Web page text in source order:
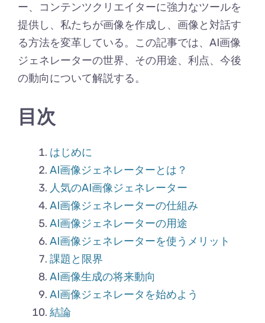
ー、コンテンツクリエイターに強力なツールを
提供し、私たちが画像を作成し、画像と対話す
る方法を変革している。この記事では、AI画像
ジェネレーターの世界、その用途、利点、今後
の動向について解説する。
目次
はじめに
AI画像ジェネレーターとは？
人気のAI画像ジェネレーター
AI画像ジェネレーターの仕組み
AI画像ジェネレーターの用途
AI画像ジェネレーターを使うメリット
課題と限界
AI画像生成の将来動向
AI画像ジェネレータを始めよう
結論